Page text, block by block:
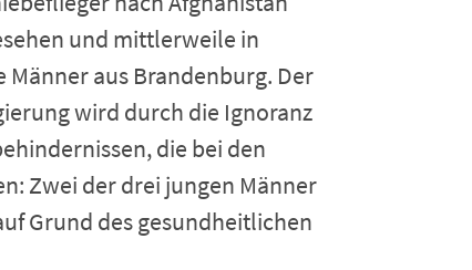
und mittlerweile in
aus Brandenburg. Der
wird durch die Ignoranz
die bei den
Zwei der drei jungen Männer
Grund des gesundheitlichen